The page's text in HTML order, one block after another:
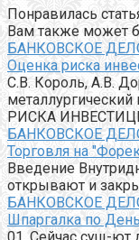
Понравилась
Вам также может
БАНКОВСКОЕ
Оценка риска
С.В. Король, А.В.
РИСКА
БАНКОВСКОЕ
Торговля на
Введение
открывают и
БАНКОВСКОЕ
Шпаргалка по